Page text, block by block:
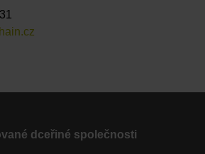
dceřiné společnosti